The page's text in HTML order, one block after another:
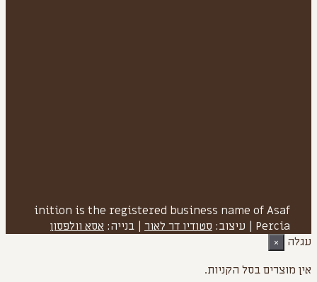
inition is the registered business name of Asaf
Percia
| עיצוב: סטודיו דר לאור | בנייה: אסא וולפסון
עגלה
×
אין מוצרים בסל הקניות.